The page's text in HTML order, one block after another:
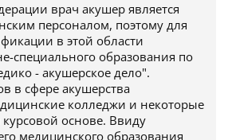
врач акушер является
персоналом, поэтому для
в этой области
специального образования по
- акушерское дело".
в сфере акушерства
колледжи и некоторые
основе. Ввиду
медицинского образования